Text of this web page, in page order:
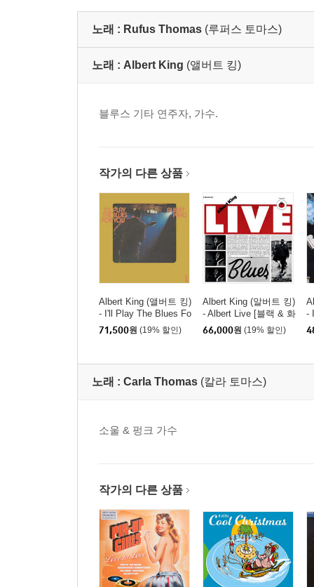
노래 : Rufus Thomas (루퍼스 토마스)
노래 : Albert King (앨버트 킹)
블루스 기타 연주자, 가수.
작가의 다른 상품
Albert King (앨버트 킹)
- I'll Play The Blues Fo
r You [LP]
71,500원 (19% 할인)
Albert King (알버트 킹)
- Albert Live [블랙 & 화
이트 컬러 2LP]
66,000원 (19% 할인)
-
노래 : Carla Thomas (칼라 토마스)
소울 & 펑크 가수
작가의 다른 상품